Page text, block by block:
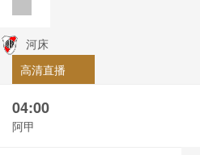
河床
高清直播
04:00
阿甲